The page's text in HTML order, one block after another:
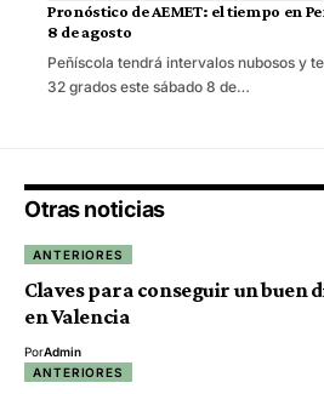
Pronóstico de AEMET: el tiempo en
8 de agosto
Peñíscola tendrá intervalos nubosos y
32 grados este sábado 8 de…
Otras noticias
ANTERIORES
Claves para conseguir un buen
en Valencia
PorAdmin
ANTERIORES